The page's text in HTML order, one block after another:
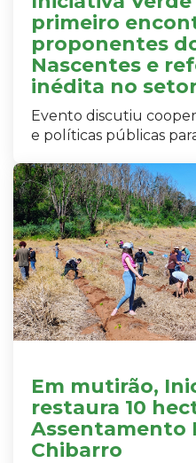
primeiro
proponentes
Nascentes e
inédita no
Evento discutiu
e políticas públicas
Em mutirão,
restaura 10
Assentamento
Chibarro